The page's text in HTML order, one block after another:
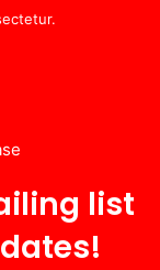
list